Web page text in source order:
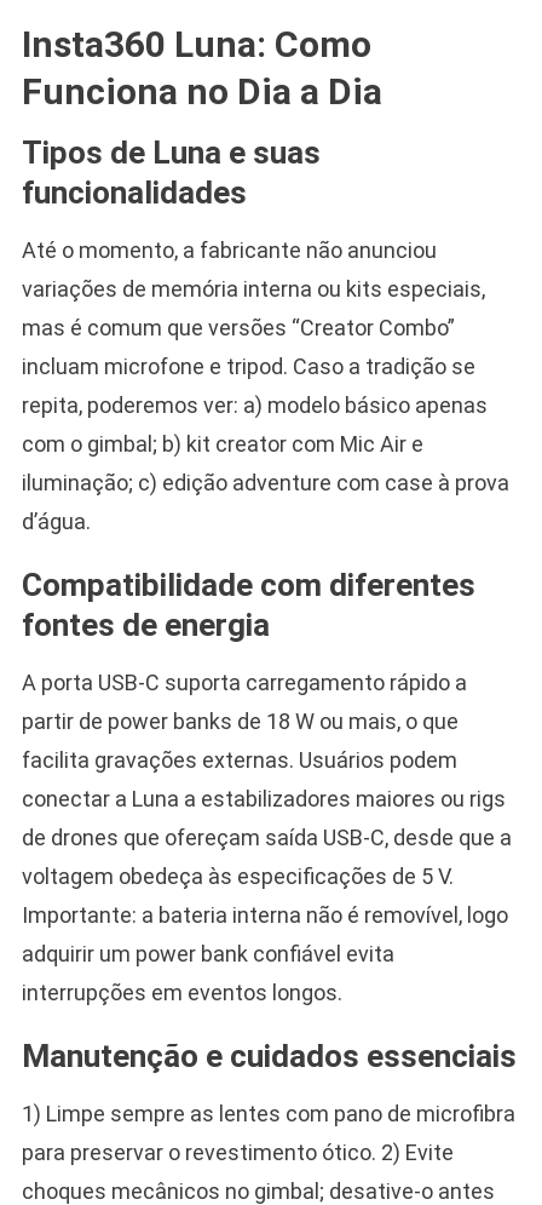
Insta360 Luna: Como
Funciona no Dia a Dia
Tipos de Luna e suas
funcionalidades
Até o momento, a fabricante não anunciou
variações de memória interna ou kits especiais,
mas é comum que versões “Creator Combo”
incluam microfone e tripod. Caso a tradição se
repita, poderemos ver: a) modelo básico apenas
com o gimbal; b) kit creator com Mic Air e
iluminação; c) edição adventure com case à prova
d’água.
Compatibilidade com diferentes
fontes de energia
A porta USB-C suporta carregamento rápido a
partir de power banks de 18 W ou mais, o que
facilita gravações externas. Usuários podem
conectar a Luna a estabilizadores maiores ou rigs
de drones que ofereçam saída USB-C, desde que a
voltagem obedeça às especificações de 5 V.
Importante: a bateria interna não é removível, logo
adquirir um power bank confiável evita
interrupções em eventos longos.
Manutenção e cuidados essenciais
1) Limpe sempre as lentes com pano de microfibra
para preservar o revestimento ótico. 2) Evite
choques mecânicos no gimbal; desative-o antes